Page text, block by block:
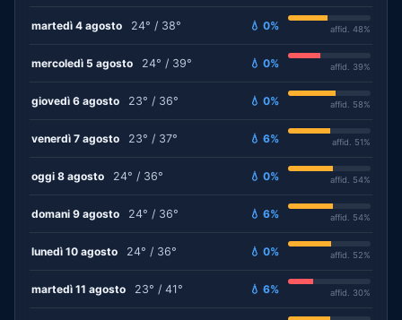
martedì 4 agosto 24° / 38° 💧 0% affid. 48%
mercoledì 5 agosto 24° / 39° 💧 0% affid. 39%
giovedì 6 agosto 23° / 36° 💧 0% affid. 58%
venerdì 7 agosto 23° / 37° 💧 6% affid. 51%
oggi 8 agosto 24° / 36° 💧 0% affid. 54%
domani 9 agosto 24° / 36° 💧 6% affid. 54%
lunedì 10 agosto 24° / 36° 💧 0% affid. 52%
martedì 11 agosto 23° / 41° 💧 6% affid. 30%